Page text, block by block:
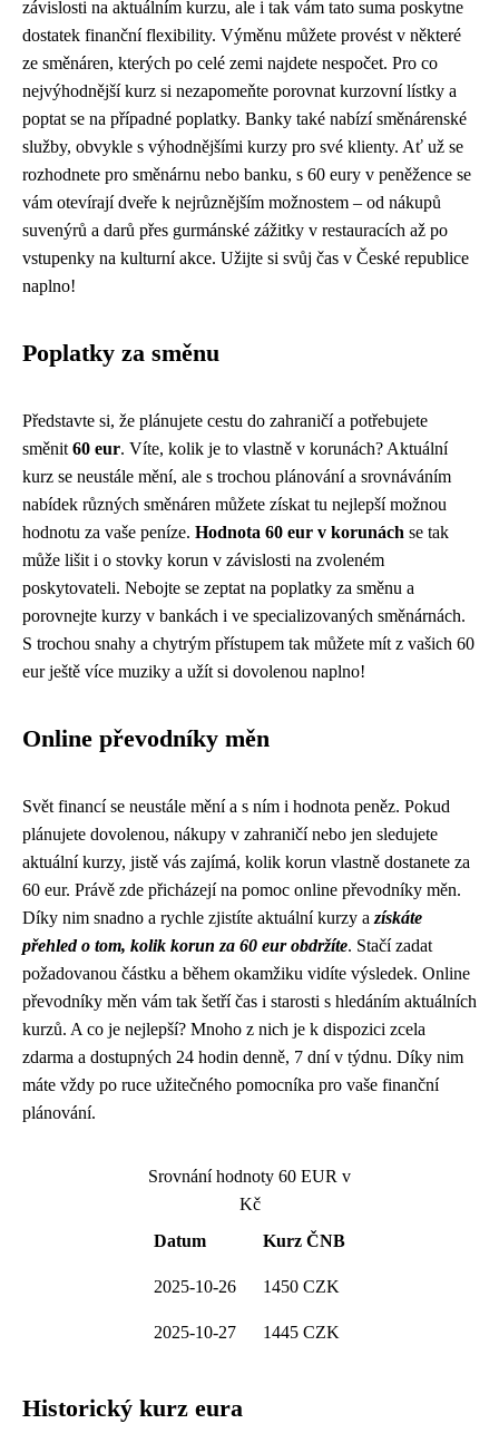
závislosti na aktuálním kurzu, ale i tak vám tato suma poskytne
dostatek finanční flexibility. Výměnu můžete provést v některé
ze směnáren, kterých po celé zemi najdete nespočet. Pro co
nejvýhodnější kurz si nezapomeňte porovnat kurzovní lístky a
poptat se na případné poplatky. Banky také nabízí směnárenské
služby, obvykle s výhodnějšími kurzy pro své klienty. Ať už se
rozhodnete pro směnárnu nebo banku, s 60 eury v peněžence se
vám otevírají dveře k nejrůznějším možnostem – od nákupů
suvenýrů a darů přes gurmánské zážitky v restauracích až po
vstupenky na kulturní akce. Užijte si svůj čas v České republice
naplno!
Poplatky za směnu
Představte si, že plánujete cestu do zahraničí a potřebujete
směnit 60 eur. Víte, kolik je to vlastně v korunách? Aktuální
kurz se neustále mění, ale s trochou plánování a srovnáváním
nabídek různých směnáren můžete získat tu nejlepší možnou
hodnotu za vaše peníze. Hodnota 60 eur v korunách se tak
může lišit i o stovky korun v závislosti na zvoleném
poskytovateli. Nebojte se zeptat na poplatky za směnu a
porovnejte kurzy v bankách i ve specializovaných směnárnách.
S trochou snahy a chytrým přístupem tak můžete mít z vašich 60
eur ještě více muziky a užít si dovolenou naplno!
Online převodníky měn
Svět financí se neustále mění a s ním i hodnota peněz. Pokud
plánujete dovolenou, nákupy v zahraničí nebo jen sledujete
aktuální kurzy, jistě vás zajímá, kolik korun vlastně dostanete za
60 eur. Právě zde přicházejí na pomoc online převodníky měn.
Díky nim snadno a rychle zjistíte aktuální kurzy a získáte
přehled o tom, kolik korun za 60 eur obdržíte. Stačí zadat
požadovanou částku a během okamžiku vidíte výsledek. Online
převodníky měn vám tak šetří čas i starosti s hledáním aktuálních
kurzů. A co je nejlepší? Mnoho z nich je k dispozici zcela
zdarma a dostupných 24 hodin denně, 7 dní v týdnu. Díky nim
máte vždy po ruce užitečného pomocníka pro vaše finanční
plánování.
Srovnání hodnoty 60 EUR v
Kč
Datum
Kurz ČNB
2025-10-26 1450 CZK
2025-10-27 1445 CZK
Historický kurz eura